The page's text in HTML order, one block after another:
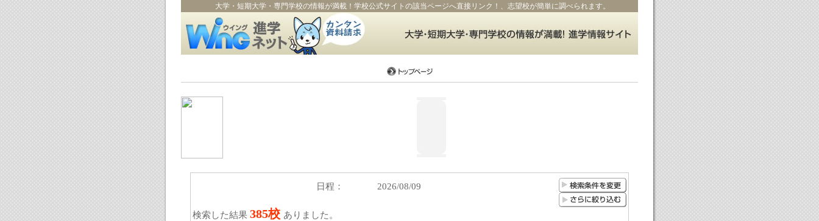
大学・短期大学・専門学校の情報が満載！学校公式サイトの該当ページへ直接リンク！、志望校が簡単に調べられます。
日程： 2026/08/09
検索した結果 385校 ありました。